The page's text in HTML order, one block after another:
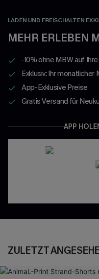
LADEN UND FREISCHALTEN
MEHR ERLEBEN
-10% ohne MBW auf
Exklusiv: Ihr
App-Exklusive Preise
Gratis Versand für
APP
ZULETZT